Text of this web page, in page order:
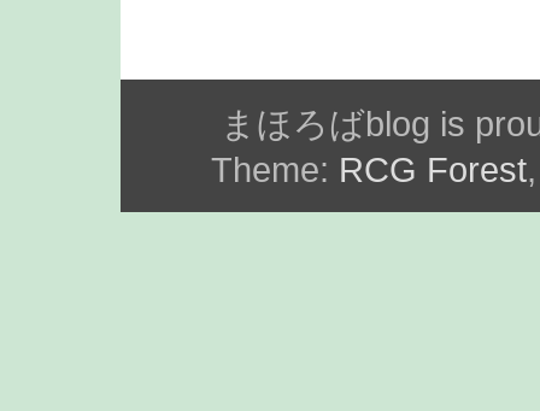
まほろばblog is
Theme: RCG Forest